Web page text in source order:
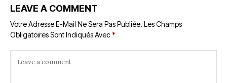
LEAVE A COMMENT
Votre Adresse E-Mail Ne Sera Pas Publiée. Les Champs
Obligatoires Sont Indiqués Avec*